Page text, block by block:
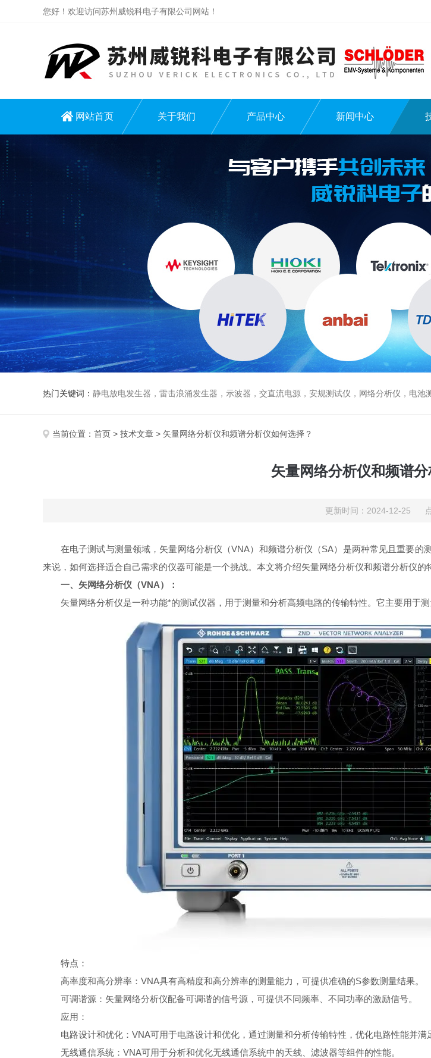
您好！欢迎访问苏州威锐科电子有限公司网站！
网站首页 关于我们 产品中心 新闻中心
热门关键词： 静电放电发生器，雷击浪涌发生器，示波器，交直流电源，安规测试仪，网络分析仪，电池测试仪，电阻
当前位置： 首页 > 技术文章 > 矢量网络分析仪和频谱分析仪如何选择？
矢量网络分析仪和频谱
更新时间：2024-12-25
在电子测试与测量领域，矢量网络分析仪（VNA）和频谱分析仪（SA）是两种常见且重要
来说，如何选择适合自己需求的仪器可能是一个挑战。本文将介绍矢量网络分析仪和频谱分析仪的
一、矢网络分析仪（VNA）：
矢量网络分析仪是一种功能*的测试仪器，用于测量和分析高频电路的传输特性。它主要用于
特点：
高率度和高分辨率：VNA具有高精度和高分辨率的测量能力，可提供准确的S参数测量结果。
可调谐源：矢量网络分析仪配备可调谐的信号源，可提供不同频率、不同功率的激励信号。
应用：
电路设计和优化：VNA可用于电路设计和优化，通过测量和分析传输特性，优化电路性能并满
无线通信系统：VNA可用于分析和优化无线通信系统中的天线、滤波器等组件的性能。